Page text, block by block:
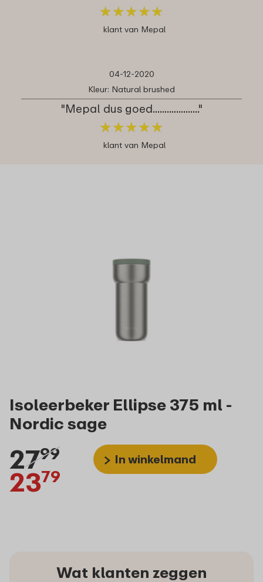
★★★★★
★★★★★
klant van Mepal
04-12-2020
Kleur: Natural brushed
"Mepal dus goed...................."
★★★★★
★★★★★
klant van Mepal
Isoleerbeker Ellipse 375 ml -
Nordic sage
2799
2379
In winkelmand
Wat klanten zeggen